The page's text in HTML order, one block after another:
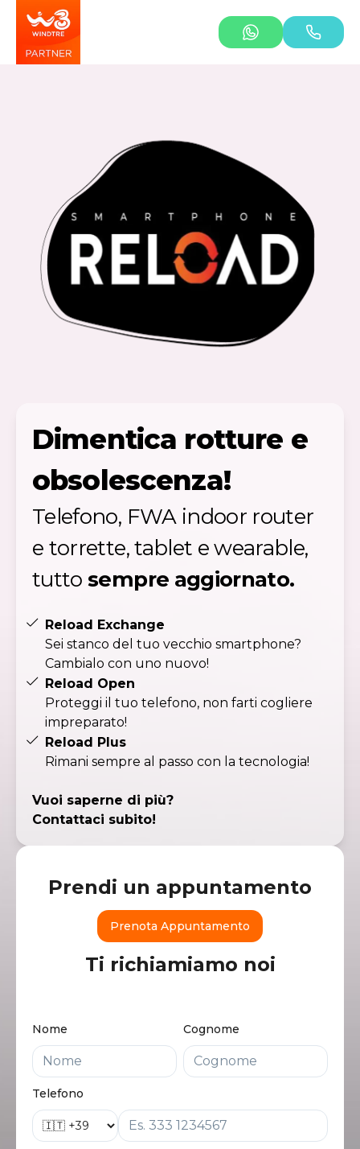
Dimentica rotture e
obsolescenza!
Telefono, FWA indoor router
e torrette, tablet e wearable,
tuttosempre aggiornato.
Reload Exchange
Sei stanco del tuo vecchio smartphone?
Cambialo con uno nuovo!
Reload Open
Proteggi il tuo telefono, non farti cogliere
impreparato!
Reload Plus
Rimani sempre al passo con la tecnologia!
Vuoi saperne di più?
Contattaci subito!
Prendi un appuntamento
Prenota Appuntamento
Ti richiamiamo noi
Nome Cognome
Telefono